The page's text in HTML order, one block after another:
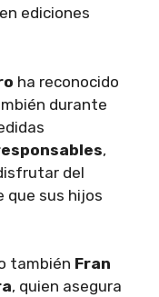
ediciones
ha reconocido
durante
,
del
que sus hijos
también Fran
, quien asegura